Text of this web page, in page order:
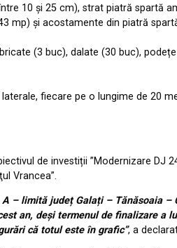
10 și 25 cm), strat piatră spartă
mp) și acostamente din piatră
(3 buc), dalate (30 buc),
fiecare pe o lungime de 20
de investiții ”Modernizare DJ
Vrancea”.
A – limită județ Galați – Tănăsoaia
an, deși termenul de finalizare
că totul este în grafic”, a